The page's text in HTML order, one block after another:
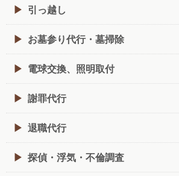
引っ越し
お墓参り代行・墓掃除
電球交換、照明取付
謝罪代行
退職代行
探偵・浮気・不倫調査